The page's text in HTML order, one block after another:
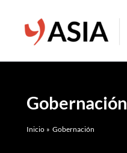
contenido
Gobernación
Inicio Gobernación